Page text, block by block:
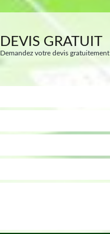
DEVIS GRATUIT
Demandez votre devis gratuitement